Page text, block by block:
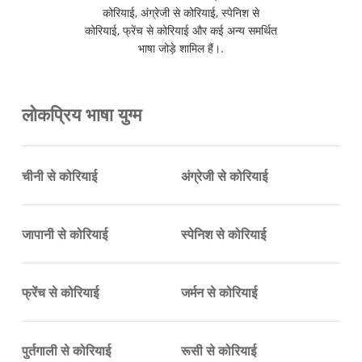
कोरियाई, अंग्रेजी से कोरियाई, स्पेनिश से
कोरियाई, फ्रेंच से कोरियाई और कई अन्य समर्थित
भाषा जोड़े शामिल हैं।.
लोकप्रिय भाषा युग्म
चीनी से कोरियाई अंग्रेजी से कोरियाई
जापानी से कोरियाई स्पेनिश से कोरियाई
फ्रेंच से कोरियाई जर्मन से कोरियाई
पुर्तगाली से कोरियाई रूसी से कोरियाई